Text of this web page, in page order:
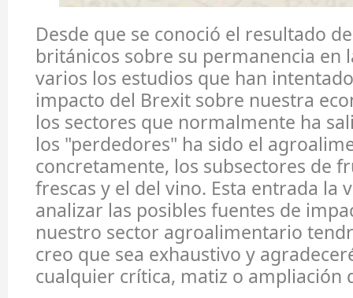
Desde que se conoció el resultado
británicos sobre su permanencia en
varios los estudios que han
impacto del Brexit sobre nuestra
los sectores que normalmente ha
los "perdedores" ha sido el
concretamente, los subsectores de
frescas y el del vino. Esta entrada la
analizar las posibles fuentes de
nuestro sector agroalimentario
creo que sea exhaustivo y
cualquier crítica, matiz o ampliación